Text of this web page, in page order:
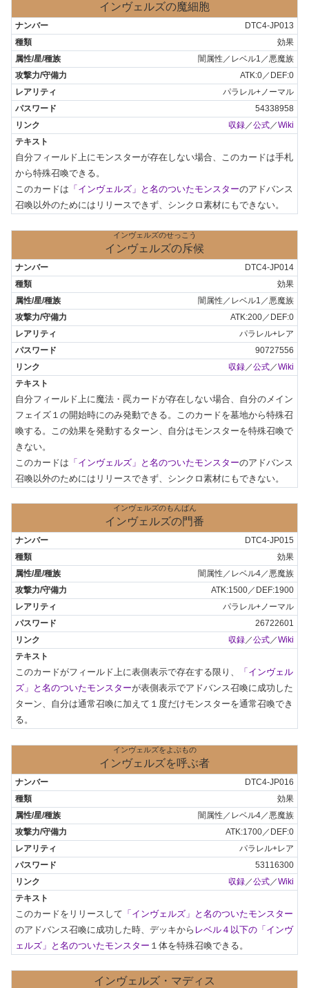
インヴェルズの魔細胞
DTC4-JP013
効果
闇属性／レベル1／悪魔族
ATK:0／DEF:0
パラレル+ノーマル
54338958
収録／公式／Wiki
自分フィールド上にモンスターが存在しない場合、このカードは手札
から特殊召喚できる。
このカードは 「インヴェルズ」と名のついたモンスターのアドバンス
召喚以外のためにはリリースできず、シンクロ素材にもできない。
インヴェルズのせっこう
インヴェルズの斥候
DTC4-JP014
効果
闇属性／レベル1／悪魔族
ATK:200／DEF:0
パラレル+レア
90727556
収録／公式／Wiki
自分フィールド上に魔法・罠カードが存在しない場合、自分のメイン
フェイズ１の開始時にのみ発動できる。このカードを墓地から特殊召
喚する。この効果を発動するターン、自分はモンスターを特殊召喚で
きない。
このカードは 「インヴェルズ」と名のついたモンスターのアドバンス
召喚以外のためにはリリースできず、シンクロ素材にもできない。
インヴェルズのもんばん
インヴェルズの門番
DTC4-JP015
効果
闇属性／レベル4／悪魔族
ATK:1500／DEF:1900
パラレル+ノーマル
26722601
収録／公式／Wiki
このカードがフィールド上に表側表示で存在する限り、
「インヴェル
ズ」と名のついたモンスターが表側表示でアドバンス召喚に成功した
ターン、自分は通常召喚に加えて１度だけモンスターを通常召喚でき
る。
インヴェルズをよぶもの
インヴェルズを呼ぶ者
DTC4-JP016
効果
闇属性／レベル4／悪魔族
ATK:1700／DEF:0
パラレル+レア
53116300
収録 ／公式 ／Wiki
このカードをリリースして 「インヴェルズ」と名のついたモンスター
のアドバンス召喚に成功した時、デッキから レベル４以下の「インヴ
ェルズ」と名のついたモンスター １体を特殊召喚できる。
インヴェルズ・マディス